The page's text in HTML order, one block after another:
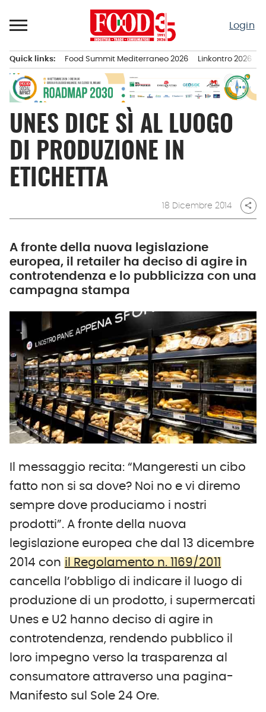
al
Login
principale
Quick links: Food Summit Mediterraneo 2026 Linkontro 2026
UNES DICE SÌ AL LUOGO
DI PRODUZIONE IN
ETICHETTA
18 Dicembre 2014 share
A fronte della nuova legislazione
europea, il retailer ha deciso di agire in
controtendenza e lo pubblicizza con una
campagna stampa
Il messaggio recita: “Mangeresti un cibo
fatto non si sa dove? Noi no e vi diremo
sempre dove produciamo i nostri
prodotti”. A fronte della nuova
legislazione europea che dal 13 dicembre
2014 con il Regolamento n. 1169/2011
cancella l’obbligo di indicare il luogo di
produzione di un prodotto, i supermercati
Unes e U2 hanno deciso di agire in
controtendenza, rendendo pubblico il
loro impegno verso la trasparenza al
consumatore attraverso una pagina-
Manifesto sul Sole 24 Ore.